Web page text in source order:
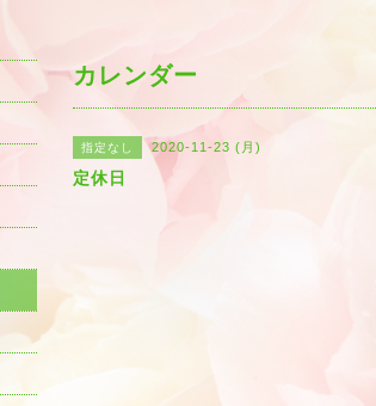
カレンダー
指定なし 2020-11-23 (月)
定休日